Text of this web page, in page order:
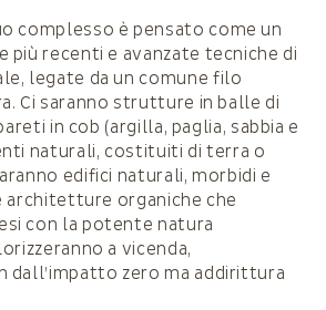
complesso è pensato come un
più recenti e avanzate tecniche di
legate da un comune filo
Ci saranno strutture in balle di
in cob (argilla, paglia, sabbia e
naturali, costituiti di terra o
edifici naturali, morbidi e
architetture organiche che
con la potente natura
a vicenda,
dall’impatto zero ma addirittura